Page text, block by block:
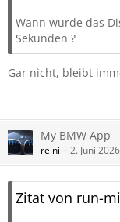
Wann wurde das
Sekunden ?
Gar nicht, bleibt
My BMW App
reini 2. Juni 2026
Zitat von run-